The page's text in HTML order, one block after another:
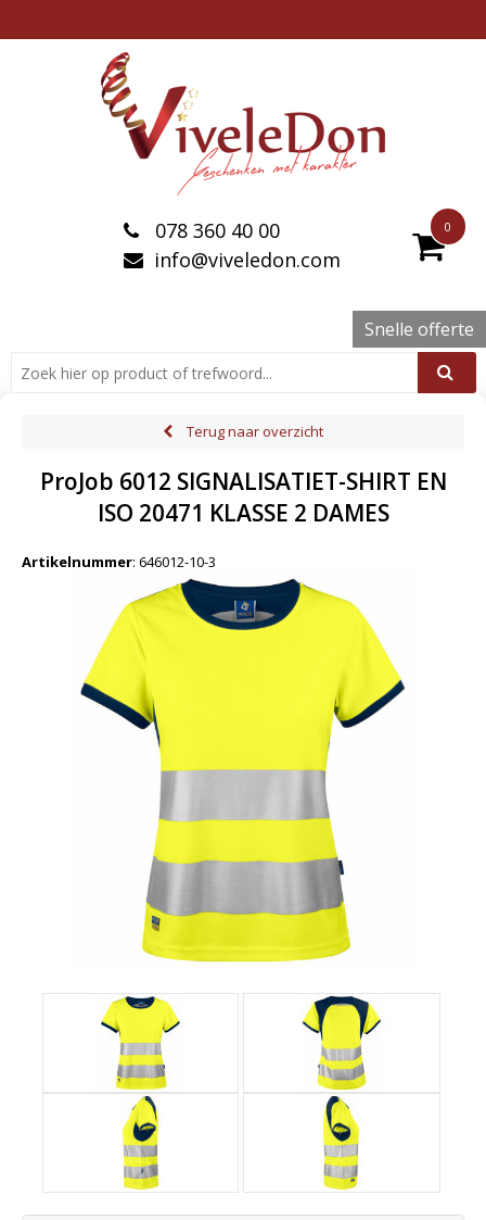
0
078 360 40 00
info@viveledon.com
Snelle offerte
Terug naar overzicht
ProJob 6012 SIGNALISATIET-SHIRT EN
ISO 20471 KLASSE 2 DAMES
Artikelnummer: 646012-10-3